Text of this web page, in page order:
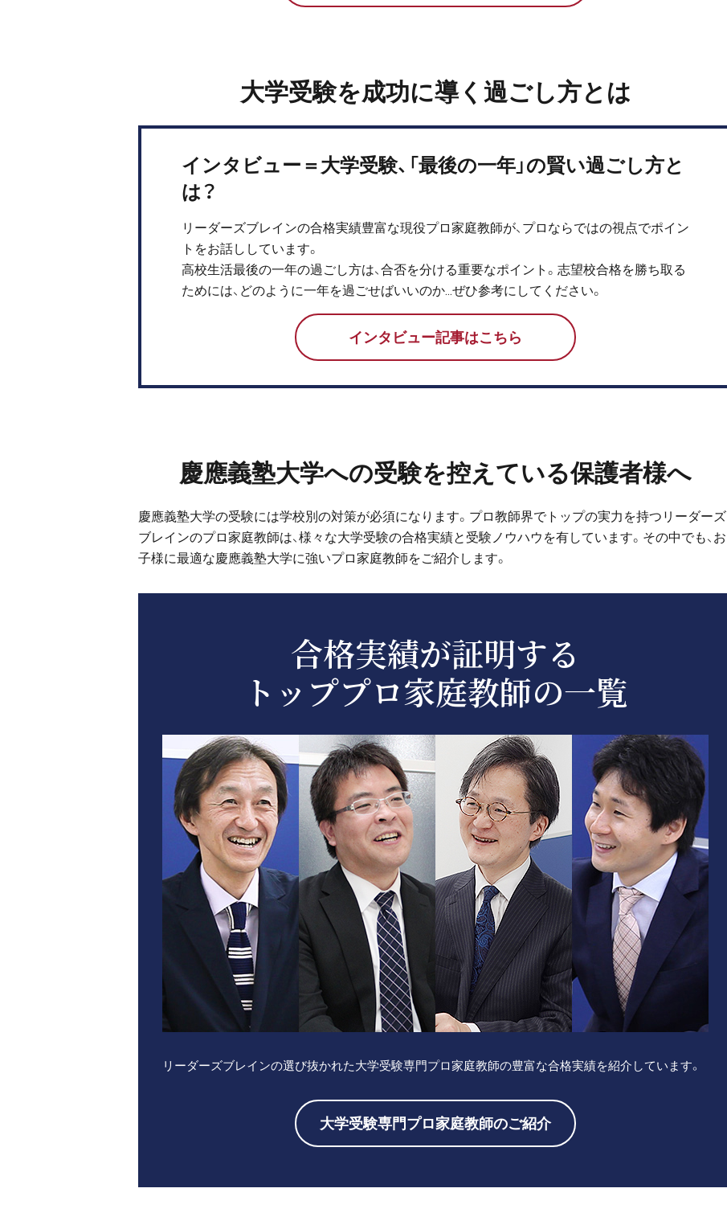
大学受験を成功に導く過ごし方とは
インタビュー＝大学受験、「最後の一年」の賢い過ごし方と
は？
リーダーズブレインの合格実績豊富な現役プロ家庭教師が、プロならではの視点でポイン
トをお話ししています。
高校生活最後の一年の過ごし方は、合否を分ける重要なポイント。志望校合格を勝ち取る
ためには、どのように一年を過ごせばいいのか…ぜひ参考にしてください。
インタビュー記事はこちら
慶應義塾大学への受験を控えている保護者様へ
慶應義塾大学の受験には学校別の対策が必須になります。プロ教師界でトップの実力を持つリーダーズ
ブレインのプロ家庭教師は、様々な大学受験の合格実績と受験ノウハウを有しています。その中でも、お
子様に最適な慶應義塾大学に強いプロ家庭教師をご紹介します。
合格実績が証明する
トッププロ家庭教師の一覧
リーダーズブレインの選び抜かれた大学受験専門プロ家庭教師の豊富な合格実績を紹介しています。
大学受験専門プロ家庭教師のご紹介